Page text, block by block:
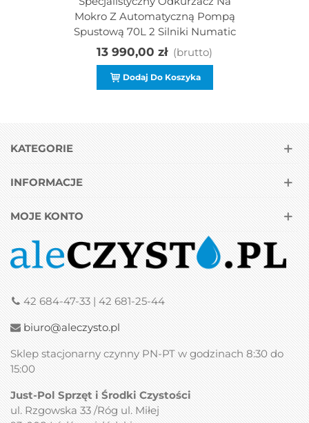
Mokro Z Automatyczną Pompą
Spustową 70L 2 Silniki Numatic
13 990,00 zł (brutto)
Dodaj Do Koszyka
KATEGORIE
INFORMACJE
MOJE KONTO
42 684-47-33 | 42 681-25-44
biuro@aleczysto.pl
Sklep stacjonarny czynny PN-PT w godzinach 8:30 do
15:00
Just-Pol Sprzęt i Środki Czystości
ul. Rzgowska 33 /Róg ul. Miłej